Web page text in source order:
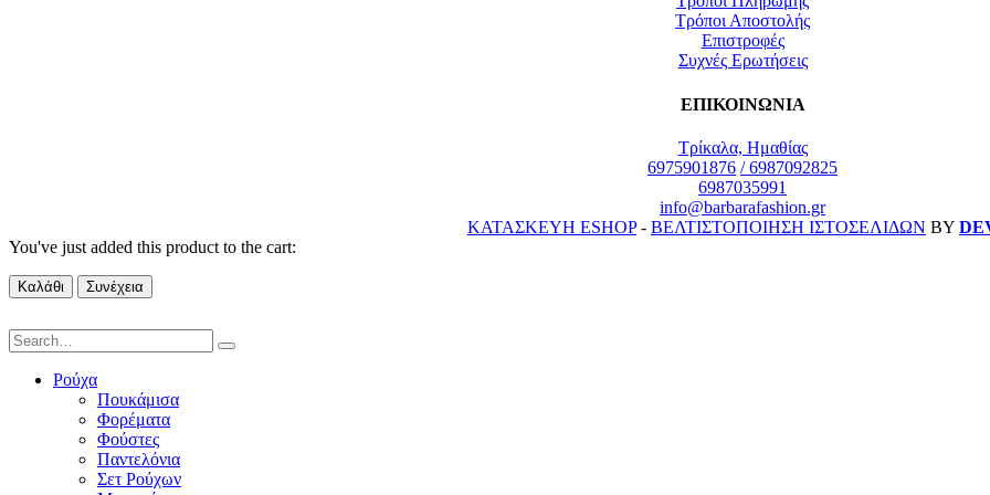
Τρόποι Αποστολής
Επιστροφές
Συχνές Ερωτήσεις
ΕΠΙΚΟΙΝΩΝΙΑ
Τρίκαλα, Ημαθίας
6975901876 / 6987092825
6987035991
info@barbarafashion.gr
ΚΑΤΑΣΚΕΥΗ ESHOP- ΒΕΛΤΙΣΤΟΠΟΙΗΣΗ ΙΣΤΟΣΕΛΙΔΩΝ ΒΥ
You've just added this product to the cart:
Καλάθι Συνέχεια
Ρούχα
Πουκάμισα
Φορέματα
Φούστες
Παντελόνια
Σετ Ρούχων